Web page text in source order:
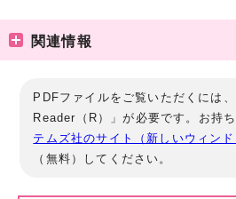
関連情報
PDFファイルをご覧いただくには
Reader（R）」が必要です。お持
テムズ社のサイト（新しいウィン
（無料）してください。